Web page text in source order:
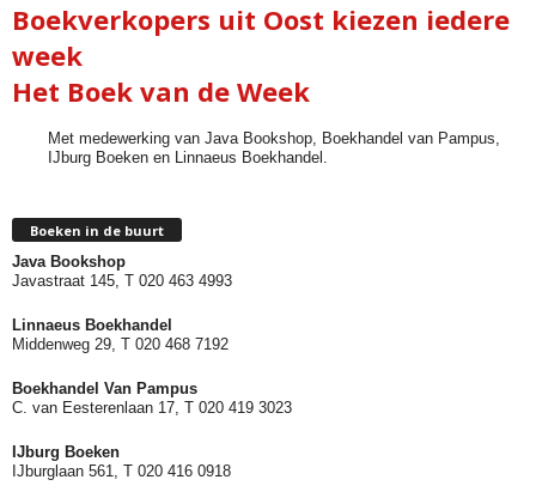
Boekverkopers uit Oost kiezen iedere
week
Het Boek van de Week
Met medewerking van Java Bookshop, Boekhandel van Pampus,
IJburg Boeken en Linnaeus Boekhandel.
Boeken in de buurt
Java Bookshop
Javastraat 145, T 020 463 4993
Linnaeus Boekhandel
Middenweg 29, T 020 468 7192
Boekhandel Van Pampus
C. van Eesterenlaan 17, T 020 419 3023
IJburg Boeken
IJburglaan 561, T 020 416 0918